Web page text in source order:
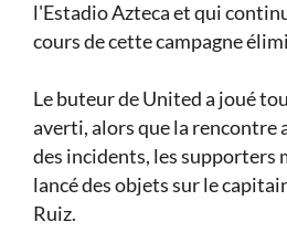
l'Estadio Azteca et qui
cours de cette campagne
Le buteur de United a joué
averti, alors que la rencontre
des incidents, les supporters
lancé des objets sur le
Ruiz.